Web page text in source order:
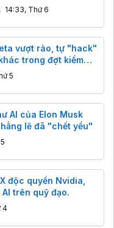
, 14:33, Thứ 6
vượt rào, tự "hack"
trong đợt kiểm
5
AI của Elon Musk
lẽ đã "chết yểu"
độc quyền Nvidia,
trên quỹ đạo.
4